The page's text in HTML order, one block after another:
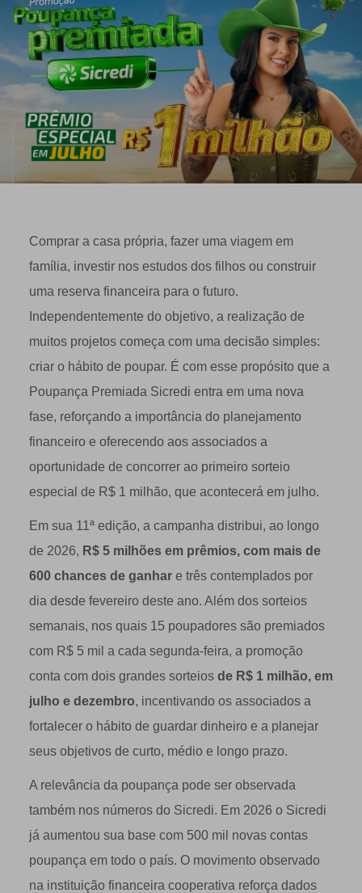
Comprar a casa própria, fazer uma viagem em
família, investir nos estudos dos filhos ou construir
uma reserva financeira para o futuro.
Independentemente do objetivo, a realização de
muitos projetos começa com uma decisão simples:
criar o hábito de poupar. É com esse propósito que a
Poupança Premiada Sicredi entra em uma nova
fase, reforçando a importância do planejamento
financeiro e oferecendo aos associados a
oportunidade de concorrer ao primeiro sorteio
especial de R$ 1 milhão, que acontecerá em julho.
Em sua 11ª edição, a campanha distribui, ao longo
de 2026, R$ 5 milhões em prêmios, com mais de
600 chances de ganhare três contemplados por
dia desde fevereiro deste ano. Além dos sorteios
semanais, nos quais 15 poupadores são premiados
com R$ 5 mil a cada segunda-feira, a promoção
conta com dois grandes sorteios de R$ 1 milhão, em
julho e dezembro, incentivando os associados a
fortalecer o hábito de guardar dinheiro e a planejar
seus objetivos de curto, médio e longo prazo.
A relevância da poupança pode ser observada
também nos números do Sicredi. Em 2026 o Sicredi
já aumentou sua base com 500 mil novas contas
poupança em todo o país. O movimento observado
na instituição financeira cooperativa reforça dados